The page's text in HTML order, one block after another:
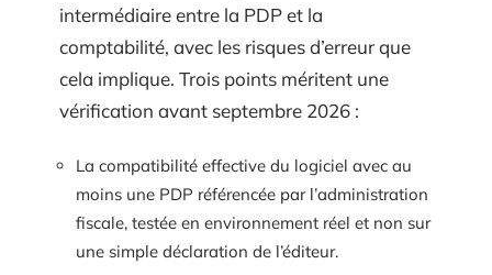
intermédiaire entre la PDP et la
comptabilité, avec les risques d’erreur que
cela implique. Trois points méritent une
vérification avant septembre 2026 :
La compatibilité effective du logiciel avec au
moins une PDP référencée par l’administration
fiscale, testée en environnement réel et non sur
une simple déclaration de l’éditeur.